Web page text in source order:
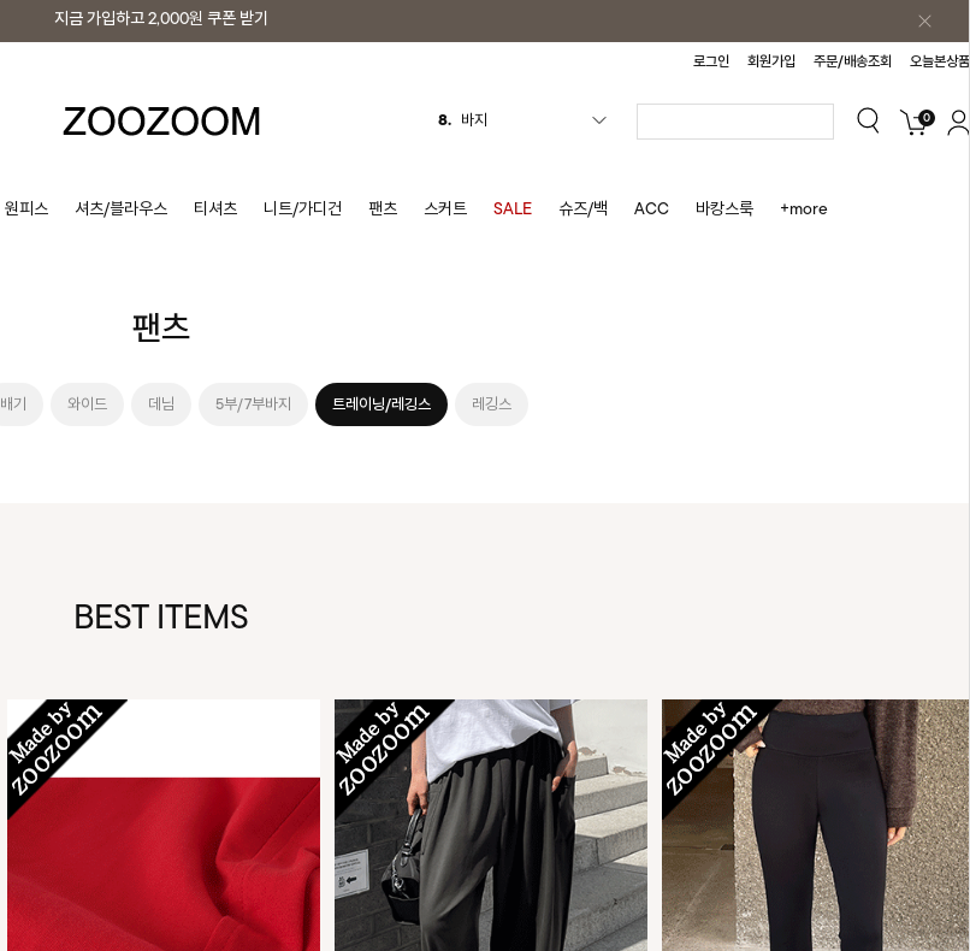
지금 가입하고 2,000원 쿠폰 받기
로그인 회원가입 주문/배송조회 오늘본상품
8. 바지
10.
5.
6.
0
원피스 셔츠/블라우스 티셔츠 니트/가디건 팬츠 스커트 SALE 슈즈/백 ACC 바캉스룩 +more
팬츠
배기 와이드 데님 5부/7부바지 트레이닝/레깅스 레깅스
BEST ITEMS